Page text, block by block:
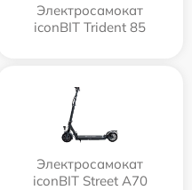
Электросамокат
iconBIT Trident 85
Электросамокат
iconBIT Street A70